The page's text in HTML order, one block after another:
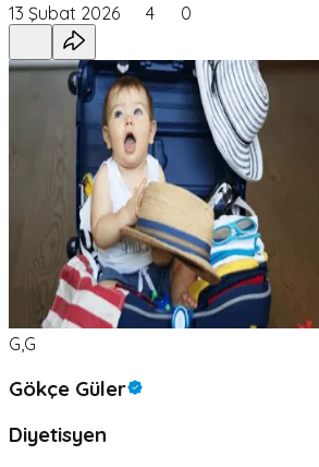
13 Şubat 2026 4 0
G,G
Gökçe Güler
Diyetisyen